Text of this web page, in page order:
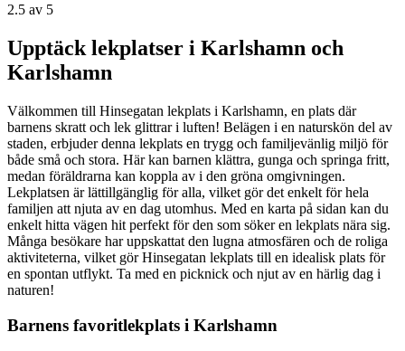
2.5 av 5
Upptäck lekplatser i Karlshamn och
Karlshamn
Välkommen till Hinsegatan lekplats i Karlshamn, en plats där
barnens skratt och lek glittrar i luften! Belägen i en naturskön del av
staden, erbjuder denna lekplats en trygg och familjevänlig miljö för
både små och stora. Här kan barnen klättra, gunga och springa fritt,
medan föräldrarna kan koppla av i den gröna omgivningen.
Lekplatsen är lättillgänglig för alla, vilket gör det enkelt för hela
familjen att njuta av en dag utomhus. Med en karta på sidan kan du
enkelt hitta vägen hit perfekt för den som söker en lekplats nära sig.
Många besökare har uppskattat den lugna atmosfären och de roliga
aktiviteterna, vilket gör Hinsegatan lekplats till en idealisk plats för
en spontan utflykt. Ta med en picknick och njut av en härlig dag i
naturen!
Barnens favoritlekplats i Karlshamn